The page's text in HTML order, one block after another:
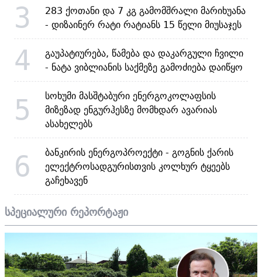
3
283 ქოთანი და 7 კგ გამომშრალი მარიხუანა
- დიზაინერ რატი რატიანს 15 წელი მიუსაჯეს
4
გაუპატიურება, წამება და დაკარგული ჩვილი
- ნატა ვიბლიანის საქმეზე გამოძიება დაიწყო
5
სოხუმი მასშტაბური ენერგოკოლაფსის
მიზეზად ენგურჰესზე მომხდარ ავარიას
ასახელებს
6
ბანკირის ენერგოპროექტი - გოგნის ქარის
ელექტროსადგურისთვის კოლხურ ტყეებს
გაჩეხავენ
სპეციალური რეპორტაჟი